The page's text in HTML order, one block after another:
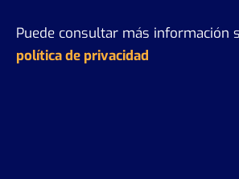
Puede consultar más información
política de privacidad